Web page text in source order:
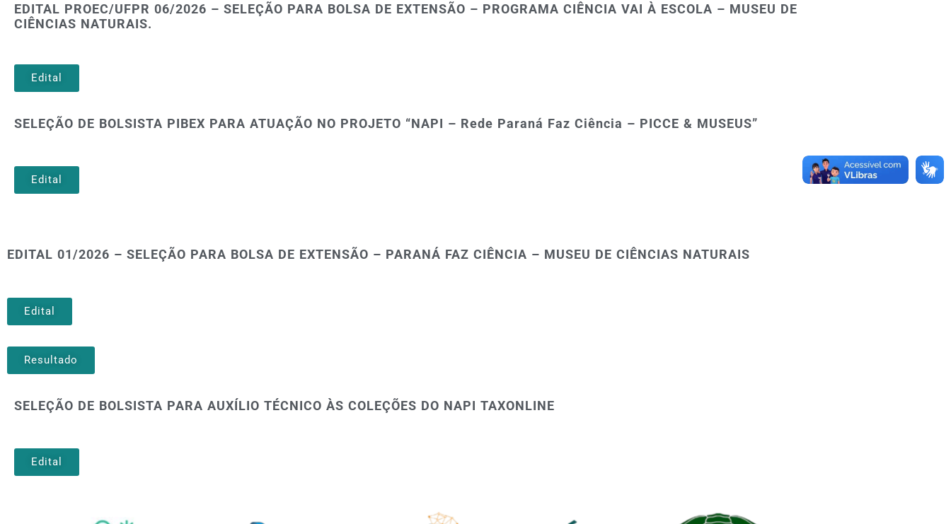
EDITAL PROEC/UFPR 06/2026 – SELEÇÃO PARA BOLSA DE EXTENSÃO – PROGRAMA CIÊNCIA VAI À ESCOLA – MUSEU DE
CIÊNCIAS NATURAIS.
Edital
SELEÇÃO DE BOLSISTA PIBEX PARA ATUAÇÃO NO PROJETO “NAPI – Rede Paraná Faz Ciência – PICCE & MUSEUS”
Edital
EDITAL 01/2026 – SELEÇÃO PARA BOLSA DE EXTENSÃO – PARANÁ FAZ CIÊNCIA – MUSEU DE CIÊNCIAS NATURAIS
Edital
Resultado
SELEÇÃO DE BOLSISTA PARA AUXÍLIO TÉCNICO ÀS COLEÇÕES DO NAPI TAXONLINE
Edital